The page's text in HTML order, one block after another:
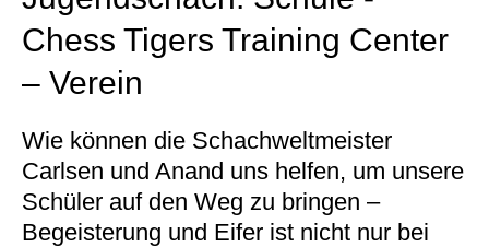
Chess Tigers Training Center
– Verein
Wie können die Schachweltmeister
Carlsen und Anand uns helfen, um unsere
Schüler auf den Weg zu bringen –
Begeisterung und Eifer ist nicht nur bei